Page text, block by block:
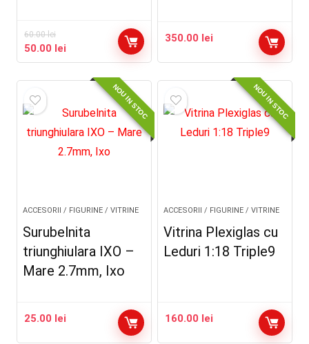
60.00lei
Prețul
inițial
60.00 lei.
50.00 lei
curent
50.00 lei.
350.00 lei
NOU IN STOC
ACCESORII / FIGURINE / VITRINE
Surubelnita
triunghiulara IXO –
Mare 2.7mm, Ixo
25.00 lei
NOU IN STOC
ACCESORII / FIGURINE / VITRINE
Vitrina Plexiglas cu
Leduri 1:18 Triple9
160.00 lei